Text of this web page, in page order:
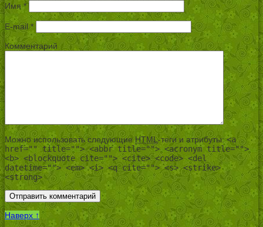
Имя*
E-mail*
Комментарий
Можно использовать следующиеHTML-теги и атрибуты:<a
href="" title=""> <abbr title=""> <acronym title="">
<b> <blockquote cite=""> <cite> <code> <del
datetime=""> <em> <i> <q cite=""> <s> <strike>
<strong>
Наверх ↑